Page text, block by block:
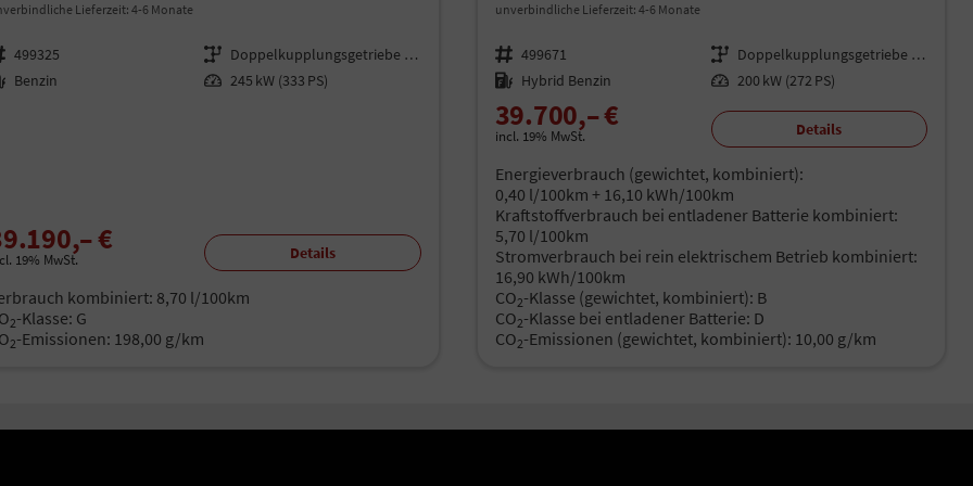
Lieferzeit: 4-6 Monate
499325 Getriebe
Doppelkupplungsgetriebe (DSG)
Benzin Leistung 245 kW (333 PS)
€
19% MwSt. Details
kombiniert: 8,70 l/100km
2-Klasse: G
2-Emissionen: 198,00 g/km
unverbindliche Lieferzeit: 4-6 Monate
Fahrzeugnr. 499671 Getriebe
Doppelkupplungsgetriebe (DSG)
Kraftstoff Hybrid Benzin Leistung 200 kW (272 PS)
39.700,– €
incl. 19% MwSt. Details
Energieverbrauch (gewichtet, kombiniert):
0,40 l/100km + 16,10 kWh/100km
Kraftstoffverbrauch bei entladener Batterie kombiniert:
5,70 l/100km
Stromverbrauch bei rein elektrischem Betrieb kombiniert:
16,90 kWh/100km
CO2-Klasse (gewichtet, kombiniert): B
CO2-Klasse bei entladener Batterie: D
CO2-Emissionen (gewichtet, kombiniert): 10,00 g/km